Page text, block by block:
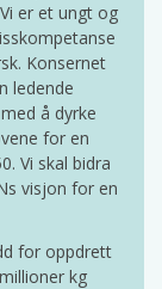
er et ungt og
Konsernet
ledende
å dyrke
for en
Vi skal bidra
visjon for en
for oppdrett
kg